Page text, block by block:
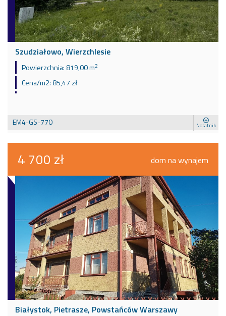
Szudziałowo, Wierzchlesie
Powierzchnia: 819,00 m2
Cena/m2: 85,47 zł
EM4-GS-770 Notatnik
4 700 zł dom na wynajem
Białystok, Pietrasze, Powstańców Warszawy